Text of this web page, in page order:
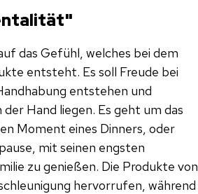
das Gefühl, welches bei dem
entsteht. Es soll Freude bei
entstehen und
Hand liegen. Es geht um das
Moment eines Dinners, oder
mit seinen engsten
zu genießen. Die Produkte von
hervorrufen, während